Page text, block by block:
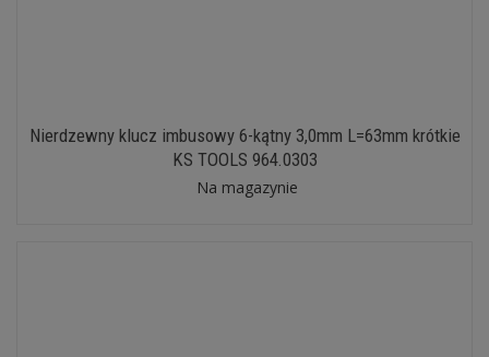
Nierdzewny klucz imbusowy 6-kątny 3,0mm L=63mm krótkie
KS TOOLS 964.0303
Na magazynie